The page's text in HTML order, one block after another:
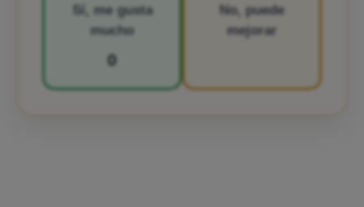
Sí, me gusta
mucho
0
No, puede
mejorar